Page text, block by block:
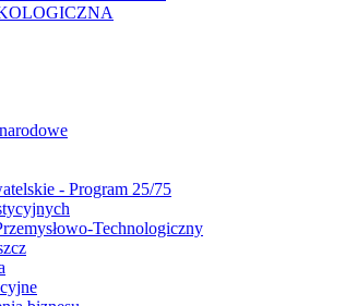
- Program 25/75
Technologiczny